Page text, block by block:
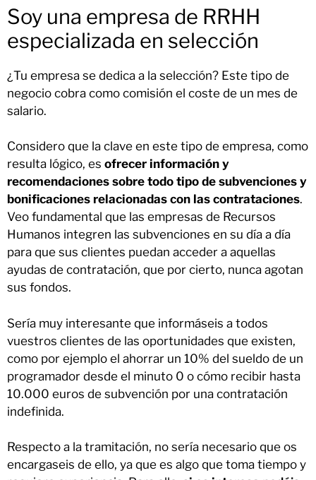
Soy una empresa de RRHH
especializada en selección
¿Tu empresa se dedica a la selección? Este tipo de
negocio cobra como comisión el coste de un mes de
salario.
Considero que la clave en este tipo de empresa, como
resulta lógico, es ofrecer información y
recomendaciones sobre todo tipo de subvenciones y
bonificaciones relacionadas con las contrataciones.
Veo fundamental que las empresas de Recursos
Humanos integren las subvenciones en su día a día
para que sus clientes puedan acceder a aquellas
ayudas de contratación, que por cierto, nunca agotan
sus fondos.
Sería muy interesante que informáseis a todos
vuestros clientes de las oportunidades que existen,
como por ejemplo el ahorrar un 10% del sueldo de un
programador desde el minuto 0 o cómo recibir hasta
10.000 euros de subvención por una contratación
indefinida.
Respecto a la tramitación, no sería necesario que os
encargaseis de ello, ya que es algo que toma tiempo y